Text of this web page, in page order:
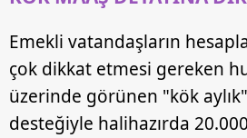
Emekli vatandaşların
çok dikkat etmesi gereken
üzerinde görünen "kök
desteğiyle halihazırda